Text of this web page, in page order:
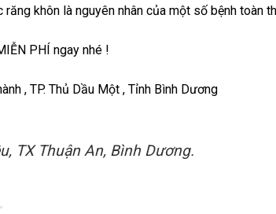
khôn là nguyên nhân của một số bệnh toàn
PHÍ ngay nhé !
, TP. Thủ Dầu Một , Tỉnh Bình Dương
TX Thuận An, Bình Dương.